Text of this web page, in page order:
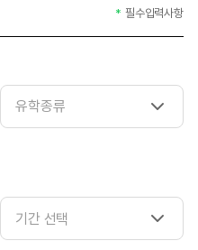
필수입력사항
기간 선택